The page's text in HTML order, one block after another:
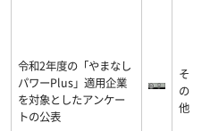
令和2年度の「やまなし
パワーPlus」適用企業
を対象としたアンケー
トの公表
そ
の
他